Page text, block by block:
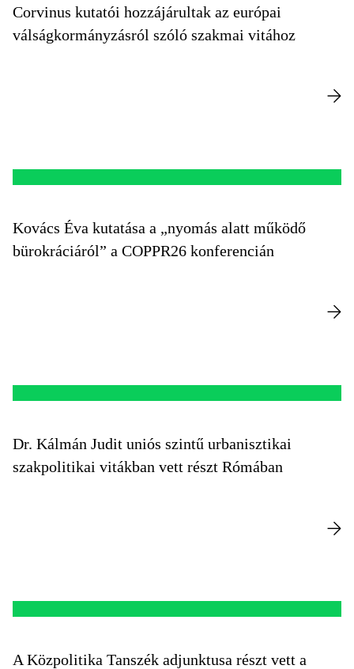
Corvinus kutatói hozzájárultak az európai
válságkormányzásról szóló szakmai vitához
Kovács Éva kutatása a „nyomás alatt működő
bürokráciáról” a COPPR26 konferencián
Dr. Kálmán Judit uniós szintű urbanisztikai
szakpolitikai vitákban vett részt Rómában
A Közpolitika Tanszék adjunktusa részt vett a